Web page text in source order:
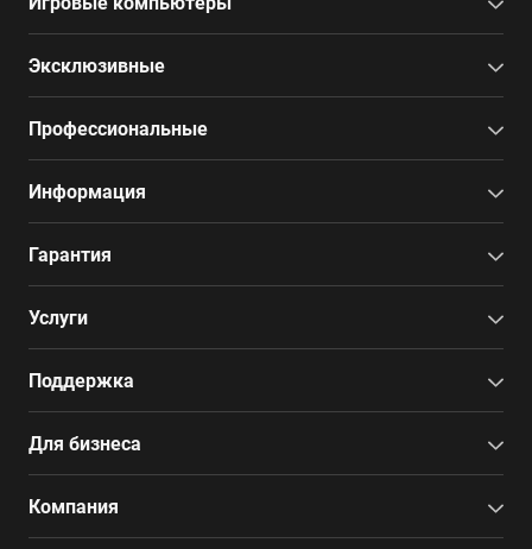
Эксклюзивные
Профессиональные
Информация
Гарантия
Услуги
Поддержка
Для бизнеса
Компания